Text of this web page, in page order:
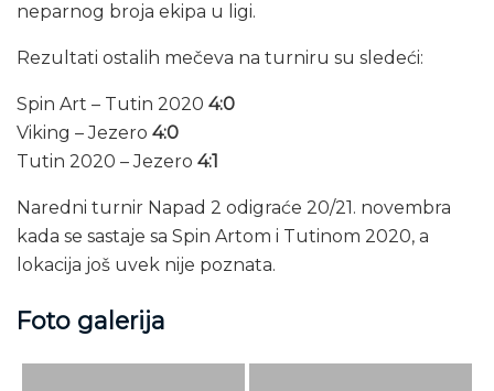
neparnog broja ekipa u ligi.
Rezultati ostalih mečeva na turniru su sledeći:
Spin Art – Tutin 2020 4:0
Viking – Jezero 4:0
Tutin 2020 – Jezero 4:1
Naredni turnir Napad 2 odigraće 20/21. novembra
kada se sastaje sa Spin Artom i Tutinom 2020, a
lokacija još uvek nije poznata.
Foto galerija